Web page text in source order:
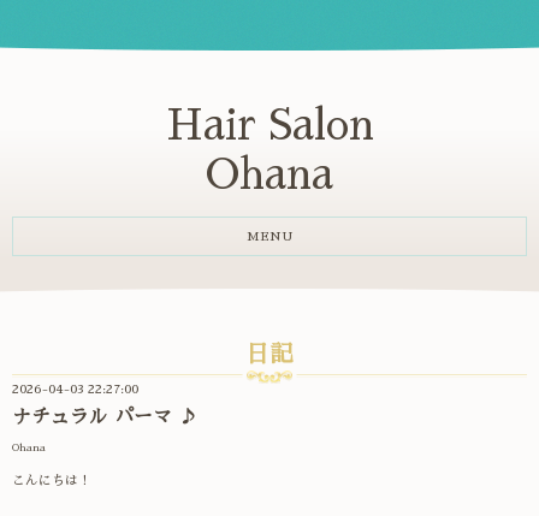
Hair Salon
Ohana
MENU
日記
2026-04-03 22:27:00
ナチュラル パーマ ♪
Ohana
こんにちは！